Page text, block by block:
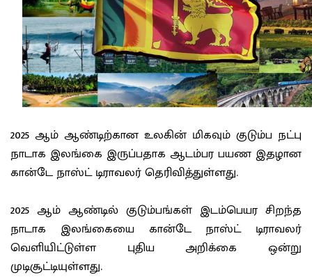
2025 ஆம் ஆண்டிற்கான உலகின் மிகவும் குடும்ப நட்பு
நாடாக இலங்கை இருப்பதாக ஆடம்பர பயண இதழான
கான்டே நாஸ்ட் டிராவலர் தெரிவித்துள்ளது.
2025 ஆம் ஆண்டில் குடும்பங்கள் இடம்பெயர சிறந்த
நாடாக இலங்கையை கான்டே நாஸ்ட் டிராவலர்
வெளியிட்டுள்ள புதிய அறிக்கை ஒன்று
முடிசூட்டியுள்ளது.